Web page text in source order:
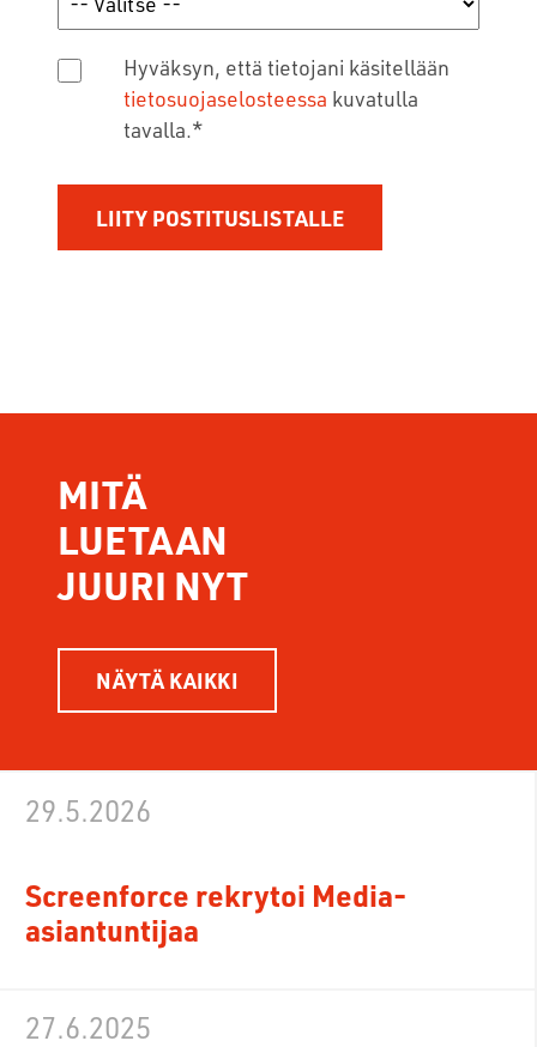
Hyväksyn, että tietojani käsitellään
tietosuojaselosteessa kuvatulla
tavalla.*
MITÄ
LUETAAN
JUURI NYT
NÄYTÄ KAIKKI
Screenforce rekrytoi Media-
asiantuntijaa
29.5.2026
27.6.2025